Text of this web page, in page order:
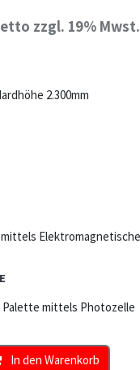
zzgl. 19% Mwst.
In den Warenkorb